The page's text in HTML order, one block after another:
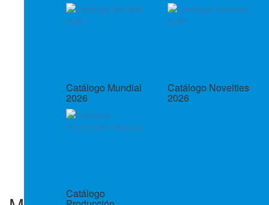
Catálogo Mundial
2026
Catálogo Novelties
2026
Catálogo